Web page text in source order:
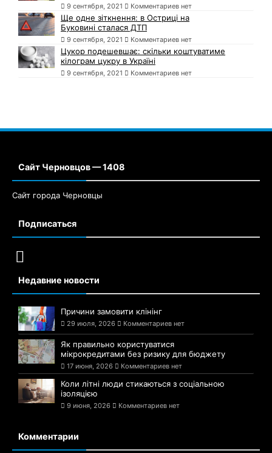
9 сентября, 2021 Комментариев нет
Ще одне зіткнення: в Остриці на
Буковині сталася ДТП
9 сентября, 2021 Комментариев нет
Цукор подешевшає: скільки коштуватиме
кілограм цукру в Україні
9 сентября, 2021 Комментариев нет
Сайт Черновцов — 1408
Сайт города Черновцы
Подписаться
Недавние новости
Причини замовити клінінг
29 июля, 2026 Комментариев нет
Як правильно користуватися
мікрокредитами без ризику для бюджету
17 июня, 2026 Комментариев нет
Коли літні люди стикаються з соціальною
ізоляцією
9 июня, 2026 Комментариев нет
Комментарии